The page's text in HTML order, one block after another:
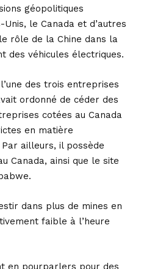
géopolitiques
le Canada et d’autres
rôle de la Chine dans la
des véhicules électriques.
des trois entreprises
ordonné de céder des
cotées au Canada
en matière
ailleurs, il possède
Canada, ainsi que le site
dans plus de mines en
faible à l’heure
en pourparlers pour des